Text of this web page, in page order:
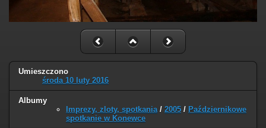
Umieszczono
środa 10 luty 2016
Albumy
Imprezy, zloty, spotkania/ 2005 / Październikowe
spotkanie w Konewce